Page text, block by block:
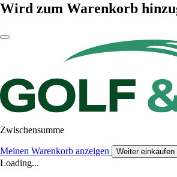
Wird zum Warenkorb
Zwischensumme
Meinen Warenkorb anzeigen Weiter einkaufen
Loading...